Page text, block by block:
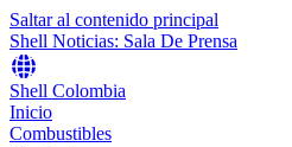
Saltar al contenido principal
Shell Noticias: Sala De Prensa
Shell Colombia
Inicio
Combustibles